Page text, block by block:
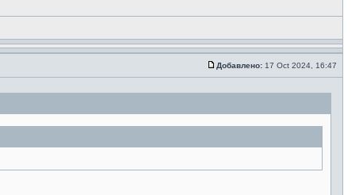
Добавлено: 17 Oct 2024, 16:47